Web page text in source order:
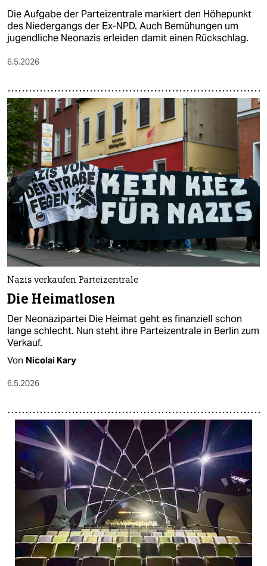
Die Aufgabe der Parteizentrale markiert den Höhepunkt
des Niedergangs der Ex-NPD. Auch Bemühungen um
jugendliche Neonazis erleiden damit einen Rückschlag.
6.5.2026
Nazis verkaufen Parteizentrale
Die Heimatlosen
Der Neonazipartei Die Heimat geht es finanziell schon
lange schlecht. Nun steht ihre Parteizentrale in Berlin zum
Verkauf.
Von Nicolai Kary
6.5.2026